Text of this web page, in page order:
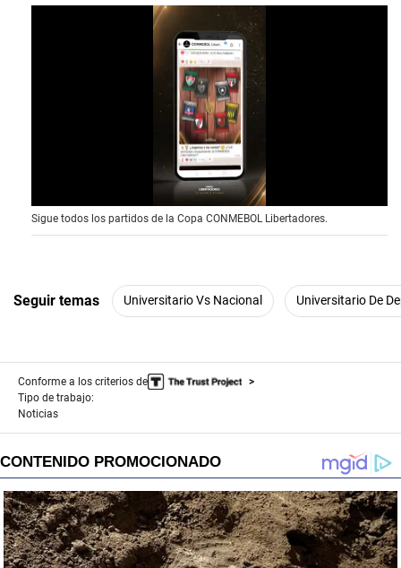
0
o
f
e
c
Sigue todos los partidos de la Copa CONMEBOL Libertadores.
Seguir temas Universitario Vs Nacional Universitario De
Conforme a los criterios de
Tipo de trabajo:
Noticias